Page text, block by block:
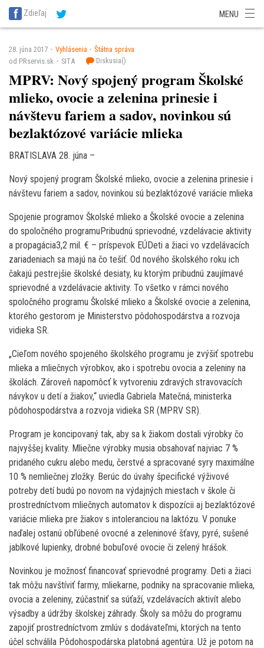
SITA Energetika
SITA Potravinárstvo
Zdieľaj MENU
28. júna 2017 Vyhlásenia
Štátna správa
od PRservis.sk
SITA Diskusia()
MPRV: Nový spojený program Školské
mlieko, ovocie a zelenina prinesie i
návštevu fariem a sadov, novinkou sú
bezlaktózové variácie mlieka
BRATISLAVA 28. júna –
Nový spojený program Školské mlieko, ovocie a zelenina prinesie i
návštevu fariem a sadov, novinkou sú bezlaktózové variácie mlieka
Spojenie programov Školské mlieko a Školské ovocie a zelenina
do spoločného programuPribudnú sprievodné, vzdelávacie aktivity
a propagácia3,2 mil. € – príspevok EÚDeti a žiaci vo vzdelávacích
zariadeniach sa majú na čo tešiť. Od nového školského roku ich
čakajú pestrejšie školské desiaty, ku ktorým pribudnú zaujímavé
sprievodné a vzdelávacie aktivity. To všetko v rámci nového
spoločného programu Školské mlieko a Školské ovocie a zelenina,
ktorého gestorom je Ministerstvo pôdohospodárstva a rozvoja
vidieka SR.
„Cieľom nového spojeného školského programu je zvýšiť spotrebu
mlieka a mliečnych výrobkov, ako i spotrebu ovocia a zeleniny na
školách. Zároveň napomôcť k vytvoreniu zdravých stravovacích
návykov u detí a žiakov,“ uviedla Gabriela Matečná, ministerka
pôdohospodárstva a rozvoja vidieka SR (MPRV SR).
Program je koncipovaný tak, aby sa k žiakom dostali výrobky čo
najvyššej kvality. Mliečne výrobky musia obsahovať najviac 7 %
pridaného cukru alebo medu, čerstvé a spracované syry maximálne
10 % nemliečnej zložky. Berúc do úvahy špecifické výživové
potreby detí budú po novom na výdajných miestach v škole či
prostredníctvom mliečnych automatov k dispozícii aj bezlaktózové
variácie mlieka pre žiakov s intoleranciou na laktózu. V ponuke
naďalej ostanú obľúbené ovocné a zeleninové šťavy, pyré, sušené
jablkové lupienky, drobné bobuľové ovocie či zelený hrášok.
Novinkou je možnosť financovať sprievodné programy. Deti a žiaci
tak môžu navštíviť farmy, mliekarne, podniky na spracovanie mlieka,
ovocia a zeleniny, zúčastniť sa súťaží, vzdelávacích aktivít alebo
výsadby a údržby školskej záhrady. Školy sa môžu do programu
zapojiť prostredníctvom zmlúv s dodávateľmi, ktorých na tento
účel schválila Pôdohospodárska platobná agentúra. Už je potom na